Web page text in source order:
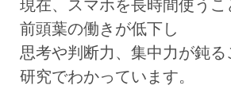
現在、スマホを長時間使うこ
前頭葉の働きが低下し
思考や判断力、集中力が鈍る
研究でわかっています。